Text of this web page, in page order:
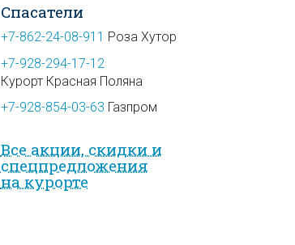
Спасатели
+7-862-24-08-911 Роза Хутор
+7-928-294-17-12
Курорт Красная Поляна
+7-928-854-03-63 Газпром
Все акции, скидки и
спец­предложе­ния
на курорте